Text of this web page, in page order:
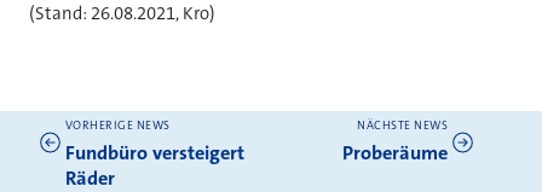
(Stand: 26.08.2021, Kro)
Weitere News
VORHERIGE NEWS
Fundbüro versteigert
Räder
NÄCHSTE NEWS
Proberäume